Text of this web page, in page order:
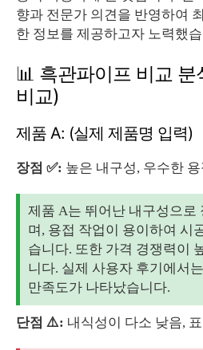
향과 전문가 의견을 반영하여
한 정보를 제공하고자 노력했
📊 흑관파이프 비교
비교)
제품 A: (실제 제품명 입력)
장점 ✅: 높은 내구성, 우수한
제품 A는 뛰어난 내구성으로
며, 용접 작업이 용이하여 시
습니다. 또한 가격 경쟁력이
니다. 실제 사용자 후기에서
만족도가 나타났습니다.
단점 ⚠️: 내식성이 다소 낮음,